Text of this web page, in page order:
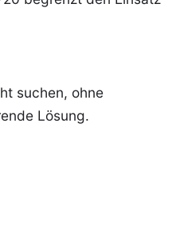
suchen, ohne
Lösung.